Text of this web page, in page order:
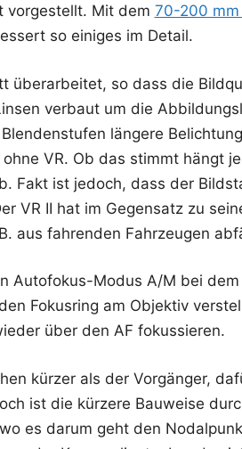
vor­ge­stellt. Mit dem 70-200 mm
so eini­ges im Detail.
über­ar­bei­tet, so dass die
ver­baut um die
län­ge­re
VR. Ob das stimmt hängt
Fakt ist jedoch, dass der
VR II hat im Gegen­satz zu
aus fah­ren­den Fahr­zeu­gen
Auto­fo­kus-Modus A/M bei
Fokus­ring am Objek­tiv
über den AF fokussieren.
kür­zer als der Vor­gän­ger,
ist die kür­ze­re Bau­wei­se
es dar­um geht den